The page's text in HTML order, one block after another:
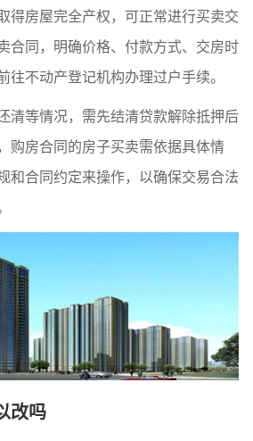
得房屋完全产权，可正常进行买卖交
合同，明确价格、付款方式、交房时
往不动产登记机构办理过户手续。
清等情况，需先结清贷款解除抵押后
购房合同的房子买卖需依据具体情
和合同约定来操作，以确保交易合法
改吗